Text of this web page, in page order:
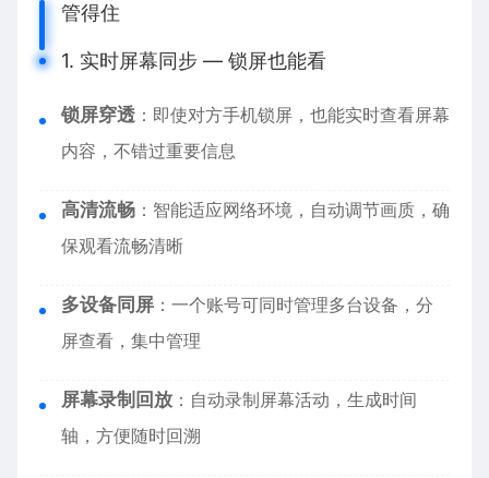
管得住
1. 实时屏幕同步 — 锁屏也能看
锁屏穿透 ：即使对方手机锁屏，也能实时查看屏幕
内容，不错过重要信息
高清流畅 ：智能适应网络环境，自动调节画质，确
保观看流畅清晰
多设备同屏 ：一个账号可同时管理多台设备，分
屏查看，集中管理
屏幕录制回放 ：自动录制屏幕活动，生成时间
轴，方便随时回溯